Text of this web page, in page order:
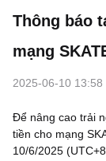
Thông báo
mạng
2025-06-10 13:58
Để nâng cao trải
tiền cho mạng
10/6/2025